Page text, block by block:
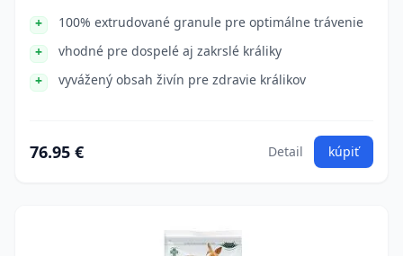
100% extrudované granule pre optimálne trávenie
vhodné pre dospelé aj zakrslé králiky
vyvážený obsah živín pre zdravie králikov
76.95 € Detail kúpiť